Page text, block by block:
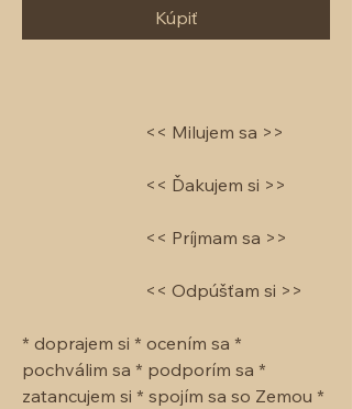
Kúpiť
<< Milujem sa >>
<< Ďakujem si >>
<< Príjmam sa >>
<< Odpúšťam si >>
* doprajem si * ocením sa *
pochválim sa * podporím sa *
zatancujem si * spojím sa so Zemou *